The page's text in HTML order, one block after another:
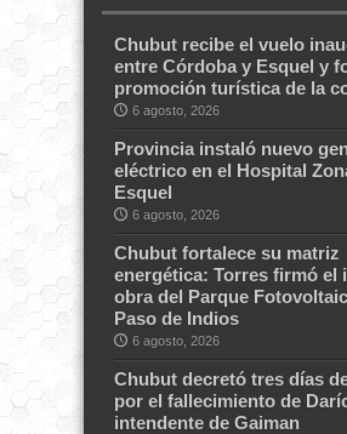
Chubut recibe el vuelo
entre Córdoba y Esquel y
promoción turística de la
6 agosto, 2026
Provincia instaló nuevo
eléctrico en el Hospital
Esquel
6 agosto, 2026
Chubut fortalece su matriz
energética: Torres firmó el
obra del Parque
Paso de Indios
6 agosto, 2026
Chubut decretó tres días
por el fallecimiento de
intendente de Gaiman